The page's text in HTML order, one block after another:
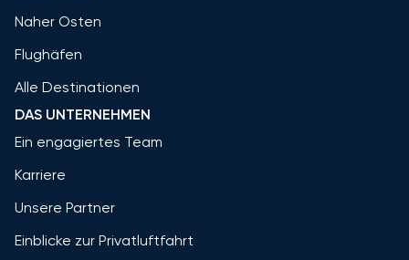
Naher Osten
Flughäfen
Alle Destinationen
DAS UNTERNEHMEN
Ein engagiertes Team
Karriere
Unsere Partner
Einblicke zur Privatluftfahrt